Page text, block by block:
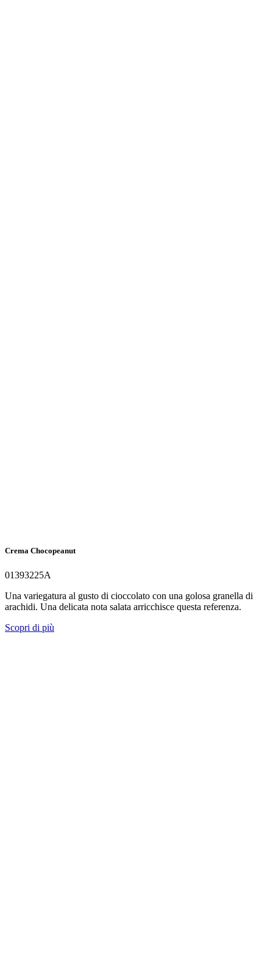
Crema Chocopeanut
01393225A
Una variegatura al gusto di cioccolato con una golosa granella di
arachidi. Una delicata nota salata arricchisce questa referenza.
Scopri di più